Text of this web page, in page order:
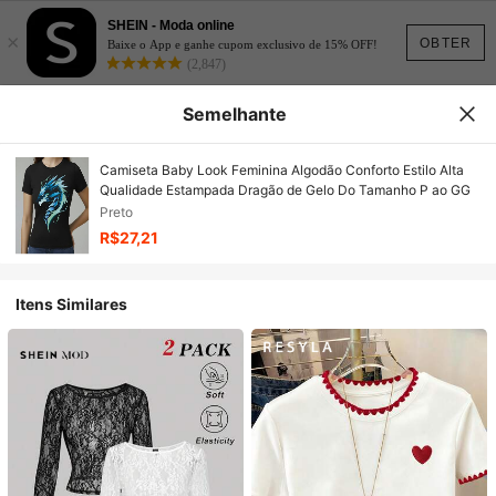
OBTER
×
SHEIN - Moda online
Baixe o App e ganhe cupom exclusivo de 15% OFF!
(2,847)
Semelhante
Camiseta Baby Look Feminina Algodão Conforto Estilo Alta
Qualidade Estampada Dragão de Gelo Do Tamanho P ao GG
Preto
R$27,21
Itens Similares